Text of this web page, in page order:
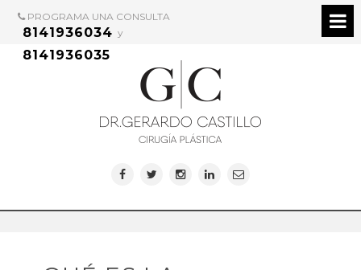
PROGRAMA UNA CONSULTA
8141936034 y
8141936035